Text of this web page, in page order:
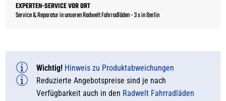
EXPERTEN-SERVICE VOR ORT
Service & Reparatur in unseren Radwelt Fahrradläden - 3 x in Berlin
Wichtig! Hinweis zu Produktabweichungen
Reduzierte Angebotspreise sind je nach
Verfügbarkeit auch in den Radwelt Fahrradläden